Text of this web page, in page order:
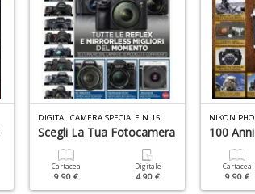
DIGITAL CAMERA SPECIALE N.15
Scegli La Tua Fotocamera
Cartacea
9.90 €
Digitale
4.90 €
100
Cartacea
9.90 €